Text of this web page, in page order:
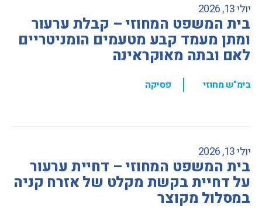
יולי 13, 2026
בית המשפט המחוזי – קבלת ערעור
ומתן מעמד קבע מטעמים הומניטריים
לאם ובתה מאוקראינה
בימ"ש מחוזי , פסיקה
יולי 13, 2026
בית המשפט המחוזי – דחיית ערעור
על דחיית בקשת מקלט של אזרח קניה
במסלול מקוצר